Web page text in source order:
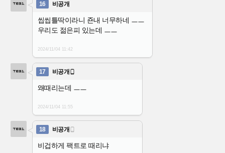
16 비공개
씹씹틀딱이라니 죤내 너무하네 ㅡㅡ
우리도 젊은피 있는데 ㅡㅡ
2024/11/04 11:42
17 비공개 
왜때리는데 ㅡㅡ
2024/11/04 11:55
18 비공개 
비겁하게 팩트로 때리냐